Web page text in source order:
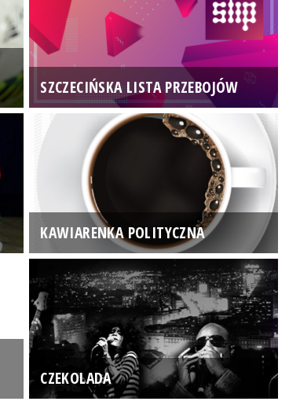
SZCZECIŃSKA LISTA PRZEBOJÓW
KAWIARENKA POLITYCZNA
CZEKOLADA